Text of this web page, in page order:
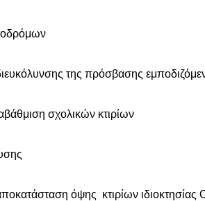
της πρόσβασης
σχολικών κτιρίων
όψης κτιρίων ιδιοκτησίας